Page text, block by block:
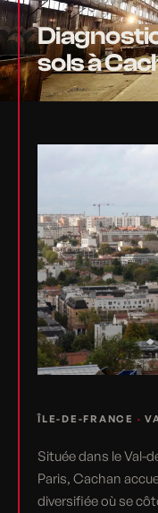
sols à
ÎLE-DE-FRANCE ·
Située dans le Val-
Paris, Cachan
diversifiée où se